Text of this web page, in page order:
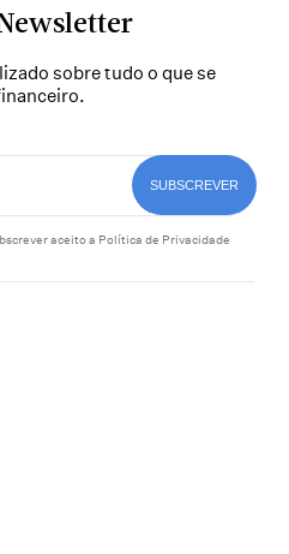
sobre tudo o que se
aceito a Política de Privacidade